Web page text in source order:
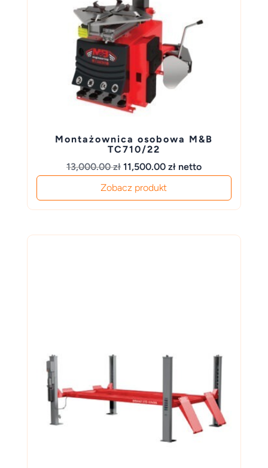
Montażownica osobowa M&B
TC710/22
13,000.00zł Pierwotna
wynosiła:
13,000.00 zł.
11,500.00 złAktualna
wynosi:
11,500.00 zł.
netto
Zobacz produkt